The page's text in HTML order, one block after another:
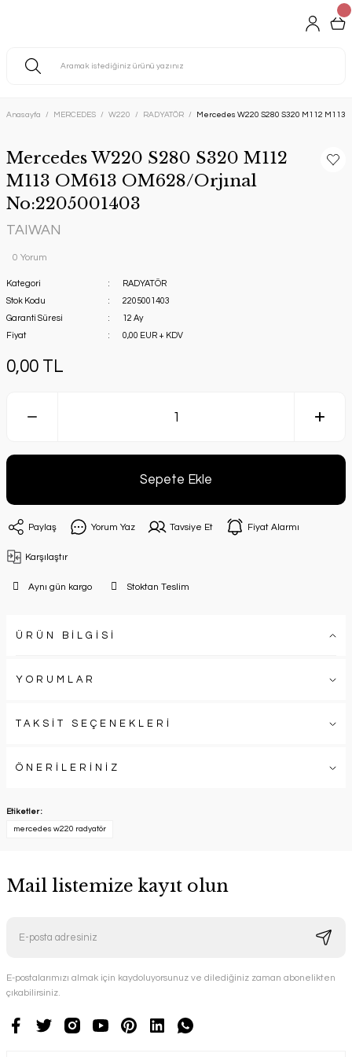
Anasayfa MERCEDES W220 RADYATÖR Mercedes W220 S280 S320 M112 M113
Mercedes W220 S280 S320 M112
M113 OM613 OM628/Orjınal
No:2205001403
TAIWAN
0 Yorum
Kategori
RADYATÖR
Stok Kodu
2205001403
Garanti Süresi
12 Ay
Fiyat
0,00 EUR + KDV
0,00 TL
Sepete Ekle
Paylaş Yorum Yaz Tavsiye Et Fiyat Alarmı
Karşılaştır
Aynı gün kargo Stoktan Teslim
ÜRÜN BİLGİSİ
YORUMLAR
TAKSİT SEÇENEKLERİ
ÖNERİLERİNİZ
Etiketler :
mercedes w220 radyatör
Mail listemize kayıt olun
E-postalarımızı almak için kaydoluyorsunuz ve dilediğiniz zaman abonelikten
çıkabilirsiniz.